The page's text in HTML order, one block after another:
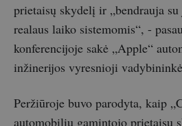
prietaisų skydelį ir „bendrauja
realaus laiko sistemomis“, -
konferencijoje sakė „Apple“
inžinerijos vyresnioji
Peržiūroje buvo parodyta, kaip
automobilių gamintojo prietaisų